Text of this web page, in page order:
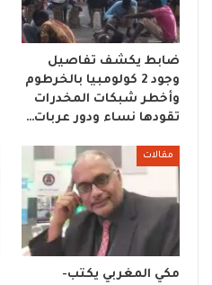
ضابط يكشف تفاصيل
وجود 2 كولومبيا بالخرطوم
وأخطر شبكات المخدرات
تقودها نساء ودور عربات…
مقالات
مكي المغربي يكتب-